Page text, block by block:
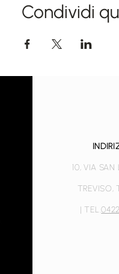
Condividi
10, VIA SAN
TREVISO,
| TEL.